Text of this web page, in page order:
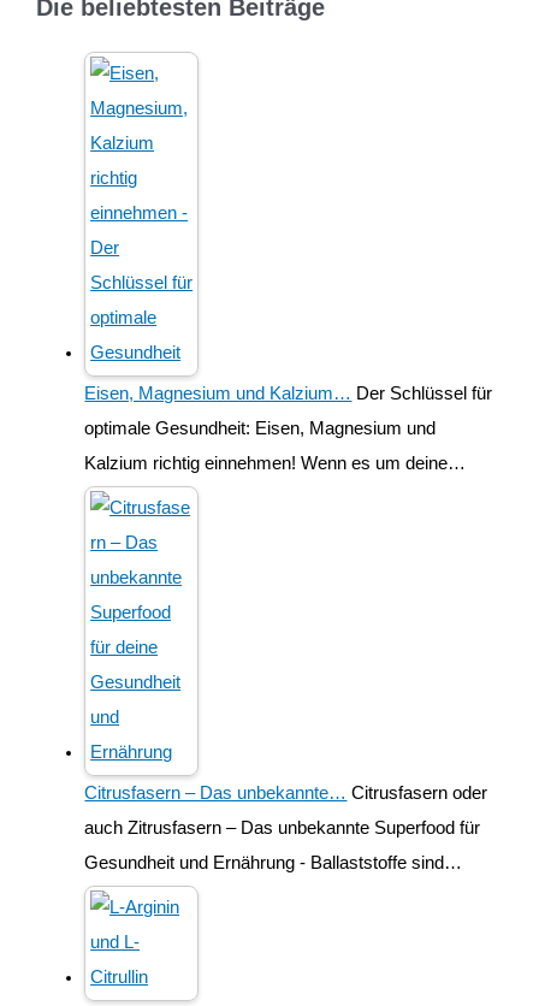
Die beliebtesten Beiträge
Eisen, Magnesium und Kalzium… Der Schlüssel für
optimale Gesundheit: Eisen, Magnesium und
Kalzium richtig einnehmen! Wenn es um deine…
Citrusfasern – Das unbekannte… Citrusfasern oder
auch Zitrusfasern – Das unbekannte Superfood für
Gesundheit und Ernährung - Ballaststoffe sind…